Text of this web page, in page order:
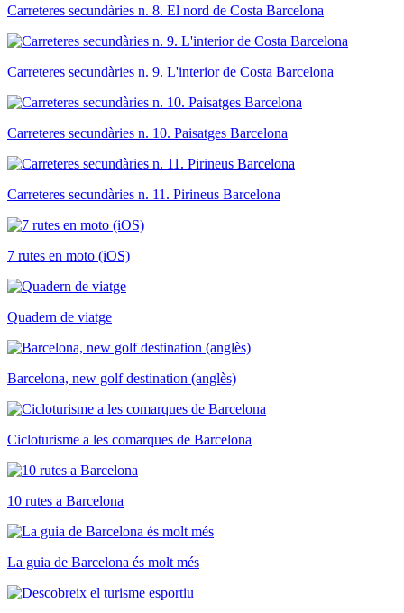
Carreteres secundàries n. 8. El nord de Costa Barcelona
Carreteres secundàries n. 9. L'interior de Costa Barcelona
Carreteres secundàries n. 10. Paisatges Barcelona
Carreteres secundàries n. 11. Pirineus Barcelona
7 rutes en moto (iOS)
Quadern de viatge
Barcelona, new golf destination (anglès)
Cicloturisme a les comarques de Barcelona
10 rutes a Barcelona
La guia de Barcelona és molt més